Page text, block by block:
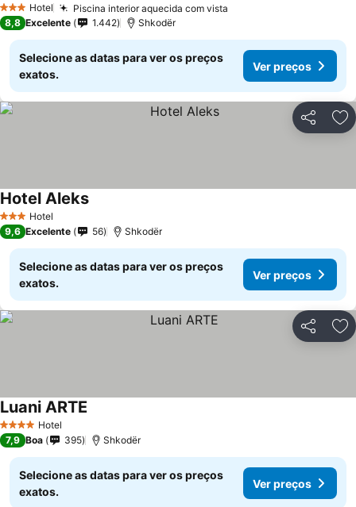
3 EstrelasHotel Piscina interior aquecida com vista
8,8 Excelente 1.442 Shkodër
Selecione as datas para ver os preços
exatos.
Ver preços
Partilhar
3 EstrelasHotel
Hotel AleksVer preços
9,6 Excelente 56 Shkodër
Selecione as datas para ver os preços
exatos.
Ver preços
Partilhar
4 EstrelasHotel
Luani ARTE
7,9 Boa 395 Shkodër
Selecione as datas para ver os preços
exatos.
Ver preços